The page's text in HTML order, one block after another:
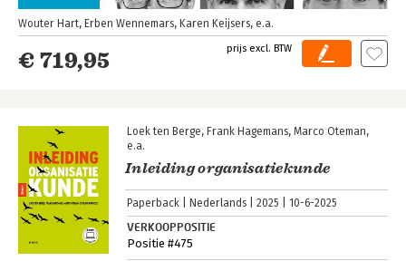
Wouter Hart Erben Wennemars Karen Keijsers e.a.
€ 719,95
Loek ten Berge Frank Hagemans Marco Oteman
e.a.
Inleiding organisatiekunde
Paperback Nederlands 2025 10-6-2025
VERKOOPPOSITIE
Positie #475